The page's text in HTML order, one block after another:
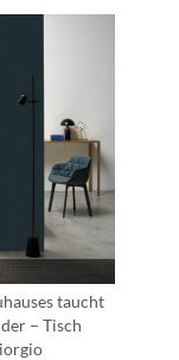
taucht
– Tisch